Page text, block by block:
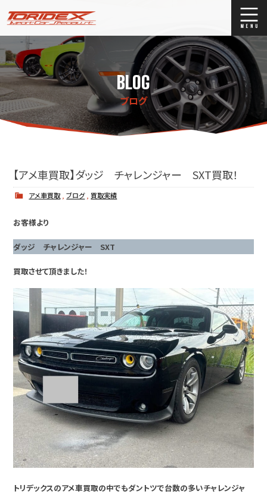
ブログ
Stock list
ストックリスト
買取
BLOG
ブログ
【アメ車買取】ダッジ チャレンジャー SXT買取！
アメ車買取 ,ブログ, 買取実績
お客様より
ダッジ チャレンジャー SXT
買取させて頂きました！
トリデックスのアメ車買取の中でもダントツで台数の多いチャレンジャ